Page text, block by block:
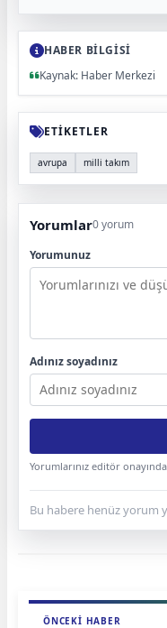
HABER BİLGİSİ
Kaynak: Haber Merkezi
ETİKETLER
avrupa milli takım
Yorumlar0 yorum
Yorumunuz
Adınız soyadınız
Yorumlarınız editör
Bu habere henüz yorum
ÖNCEKI HABER